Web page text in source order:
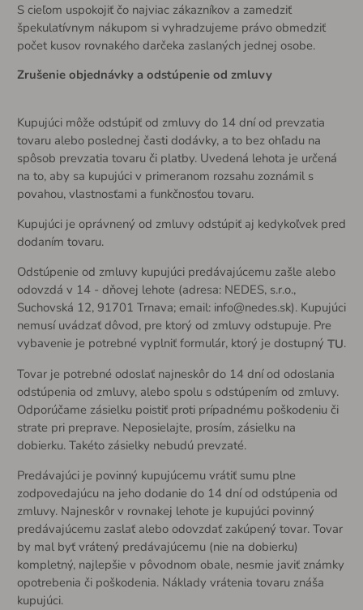
S cieľom uspokojiť čo najviac zákazníkov a zamedziť
špekulatívnym nákupom si vyhradzujeme právo obmedziť
počet kusov rovnakého darčeka zaslaných jednej osobe.
Zrušenie objednávky a odstúpenie od zmluvy
Kupujúci môže odstúpiť od zmluvy do 14 dní od prevzatia
tovaru alebo poslednej časti dodávky, a to bez ohľadu na
spôsob prevzatia tovaru či platby. Uvedená lehota je určená
na to, aby sa kupujúci v primeranom rozsahu zoznámil s
povahou, vlastnosťami a funkčnosťou tovaru.
Kupujúci je oprávnený od zmluvy odstúpiť aj kedykoľvek pred
dodaním tovaru.
Odstúpenie od zmluvy kupujúci predávajúcemu zašle alebo
odovzdá v 14 - dňovej lehote (adresa: NEDES, s.r.o.,
Suchovská 12, 91701 Trnava; email: info@nedes.sk). Kupujúci
nemusí uvádzať dôvod, pre ktorý od zmluvy odstupuje. Pre
vybavenie je potrebné vyplniť formulár, ktorý je dostupný TU.
Tovar je potrebné odoslať najneskôr do 14 dní od odoslania
odstúpenia od zmluvy, alebo spolu s odstúpením od zmluvy.
Odporúčame zásielku poistiť proti prípadnému poškodeniu či
strate pri preprave. Neposielajte, prosím, zásielku na
dobierku. Takéto zásielky nebudú prevzaté.
Predávajúci je povinný kupujúcemu vrátiť sumu plne
zodpovedajúcu na jeho dodanie do 14 dní od odstúpenia od
zmluvy. Najneskôr v rovnakej lehote je kupujúci povinný
predávajúcemu zaslať alebo odovzdať zakúpený tovar. Tovar
by mal byť vrátený predávajúcemu (nie na dobierku)
kompletný, najlepšie v pôvodnom obale, nesmie javiť známky
opotrebenia či poškodenia. Náklady vrátenia tovaru znáša
kupujúci.